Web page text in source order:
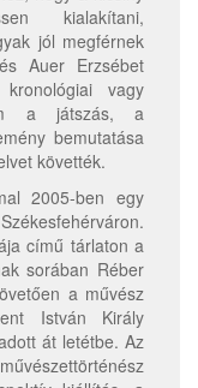
kialakítani,
jól megférnek
Auer Erzsébet
vagy
a játszás, a
bemutatása
követték.
2005-ben egy
című tárlaton a
sorában Réber
a művész
István Király
át letétbe. Az